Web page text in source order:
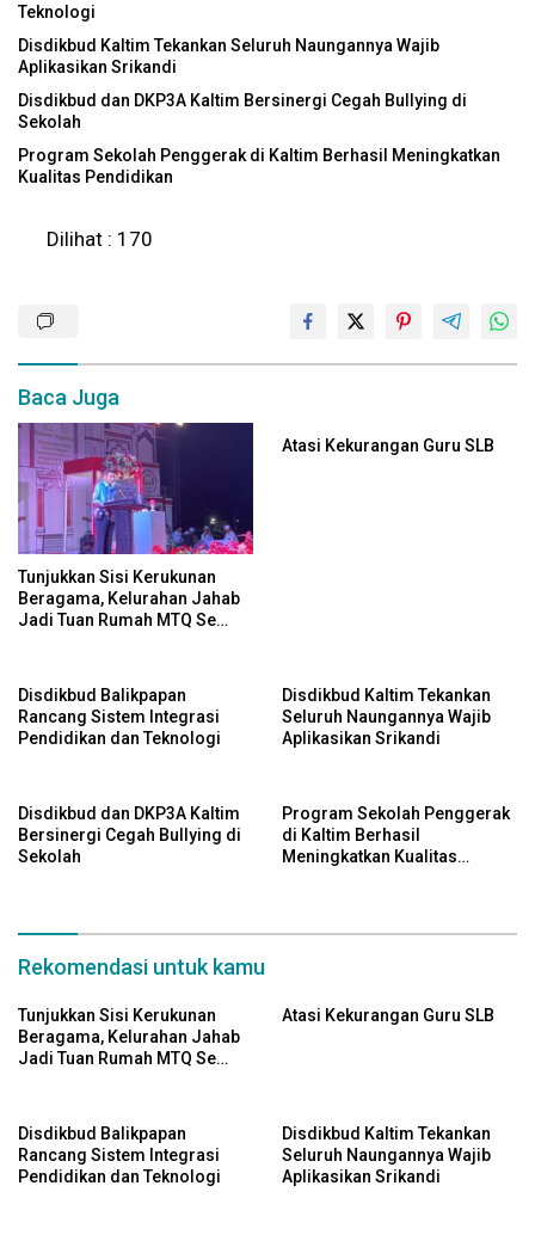
Teknologi
Disdikbud Kaltim Tekankan Seluruh Naungannya Wajib
Aplikasikan Srikandi
Disdikbud dan DKP3A Kaltim Bersinergi Cegah Bullying di
Sekolah
Program Sekolah Penggerak di Kaltim Berhasil Meningkatkan
Kualitas Pendidikan
Dilihat : 170
Baca Juga
Tunjukkan Sisi Kerukunan
Beragama, Kelurahan Jahab
Jadi Tuan Rumah MTQ Se
Atasi Kekurangan Guru SLB
Disdikbud Balikpapan
Rancang Sistem Integrasi
Pendidikan dan Teknologi
Disdikbud Kaltim Tekankan
Seluruh Naungannya Wajib
Aplikasikan Srikandi
Disdikbud dan DKP3A Kaltim
Bersinergi Cegah Bullying di
Sekolah
Program Sekolah Penggerak
di Kaltim Berhasil
Meningkatkan Kualitas
Rekomendasi untuk kamu
Tunjukkan Sisi Kerukunan
Beragama, Kelurahan Jahab
Jadi Tuan Rumah MTQ Se
Atasi Kekurangan Guru SLB
Disdikbud Balikpapan
Rancang Sistem Integrasi
Pendidikan dan Teknologi
Disdikbud Kaltim Tekankan
Seluruh Naungannya Wajib
Aplikasikan Srikandi